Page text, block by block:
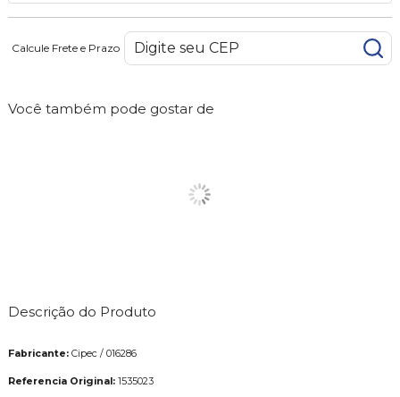
Calcule Frete e Prazo
Você também pode gostar de
Descrição do Produto
Fabricante: Cipec / 016286
Referencia Original: 1535023